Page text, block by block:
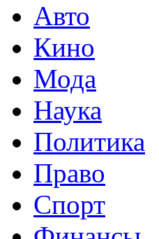
Авто
Кино
Мода
Наука
Политика
Право
Спорт